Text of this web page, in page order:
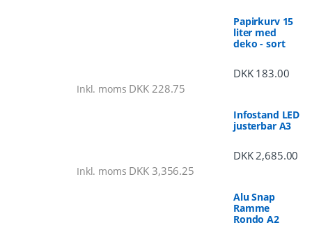
Papirkurv 15
liter med
deko - sort
DKK183.00
Inkl. moms DKK 228.75
Infostand LED
justerbar A3
DKK2,685.00
Inkl. moms DKK 3,356.25
Alu Snap
Ramme
Rondo A2